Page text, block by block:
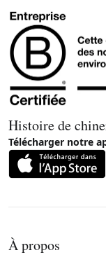
Histoire de
Télécharger notre
À propos